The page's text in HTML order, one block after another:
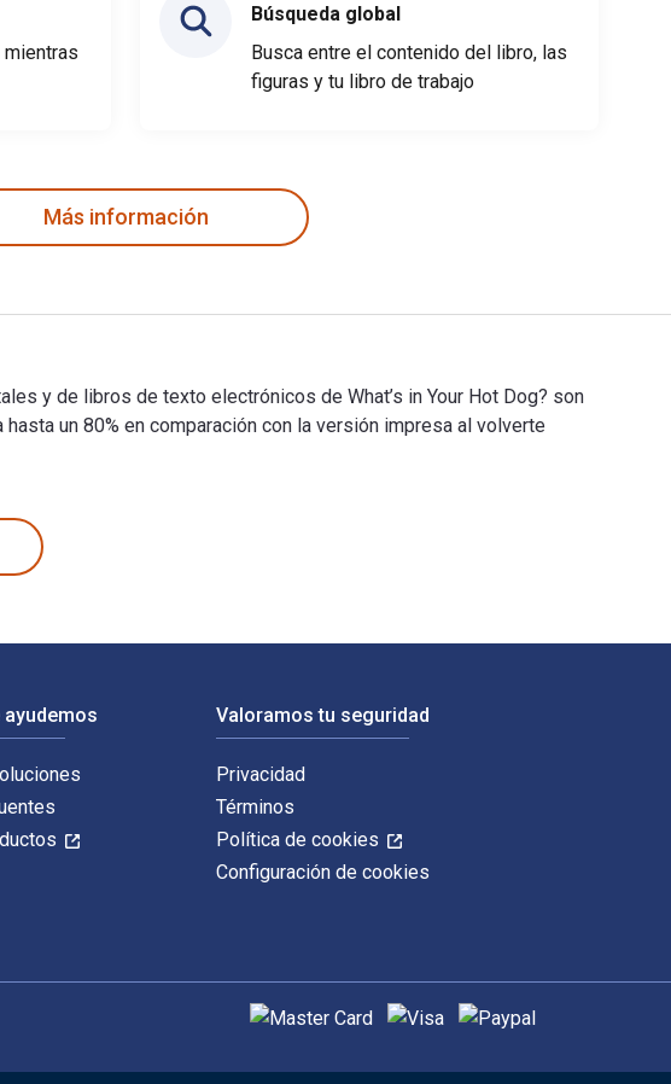
mientras
Búsqueda global
Busca entre el contenido del libro, las
figuras y tu libro de trabajo
Más información
y de libros de texto electrónicos de What’s in Your Hot Dog? son
un 80% en comparación con la versión impresa al volverte
ayudemos Valoramos tu seguridad
Privacidad
Términos
Política de cookies
Configuración de cookies
Métodos de pago admitidos